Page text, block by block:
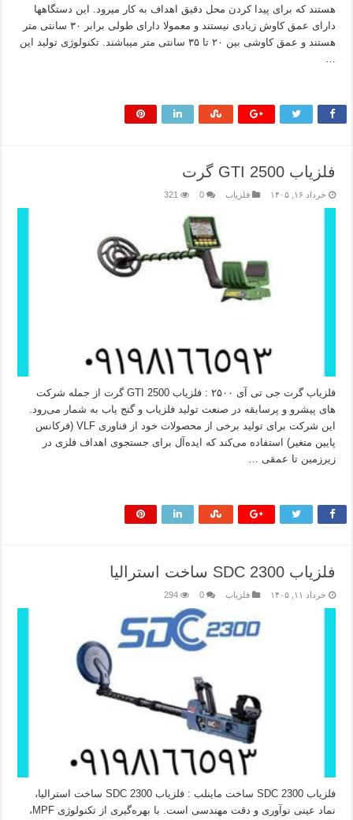
هستند که برای پیدا کردن محل دقیق اهداف به کار میرود. این دستگاهها
دارای عمق کاوش زیادی نیستند و معمولا دارای طولی برابر ۳۰ سانتی متر
هستند و عمق کاوشی بین ۲۰ تا ۳۵ سانتی متر میباشند. تکنولوژی تولید این
فلزیاب GTI 2500 گرت
خرداد ۱۶, ۱۴۰۵ فلزیاب 0
321
فلزیاب گرت جی تی آی ۲۵۰۰ : فلزیاب GTI 2500 گرت از جمله شرکت‌
های پیشرو و پرسابقه در صنعت تولید فلزیاب و گنج‌ یاب به شمار می‌رود.
این شرکت برای تولید برخی از محصولات خود از فناوری VLF (فرکانس
پایین متغیر) استفاده می‌کند که ایده‌آل برای جستجوی اهداف فلزی در
زیرزمین تا عمقی …
فلزیاب SDC 2300 ساخت استرالیا
خرداد ۱۱, ۱۴۰۵ فلزیاب 0
294
فلزیاب SDC 2300 ساخت ماینلب : فلزیاب SDC 2300 ساخت استرالیا،
نماد عینی نوآوری و دقت مهندسی است. با بهره‌گیری از تکنولوژی MPF،